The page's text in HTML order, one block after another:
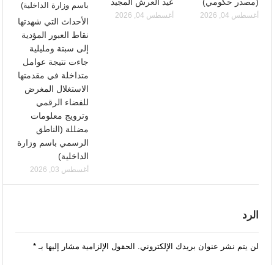
(مصدر حكومي)
أغسطس 04, 2026
عيد العرش المجيد
أغسطس 04, 2026
الأحداث التي شهدتها
نقاط العبور المؤدية
إلى سبتة ومليلية
جاءت نتيجة عوامل
متداخلة في مقدمتها
الاستغلال المغرض
للفضاء الرقمي
وترويج معلومات
مضللة (الناطق
الرسمي باسم وزارة
الداخلية)
أغسطس 03, 2026
الرد
لن يتم نشر عنوان بريدك الإلكتروني. الحقول الإلزامية مشار إليها بـ*